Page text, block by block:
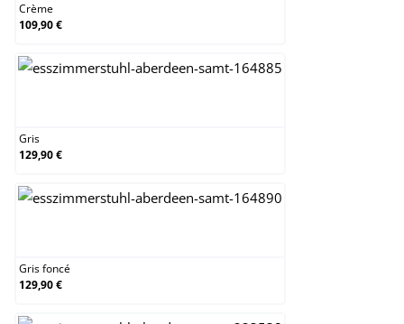
Crème
109,90 €
Gris
129,90 €
Gris foncé
129,90 €